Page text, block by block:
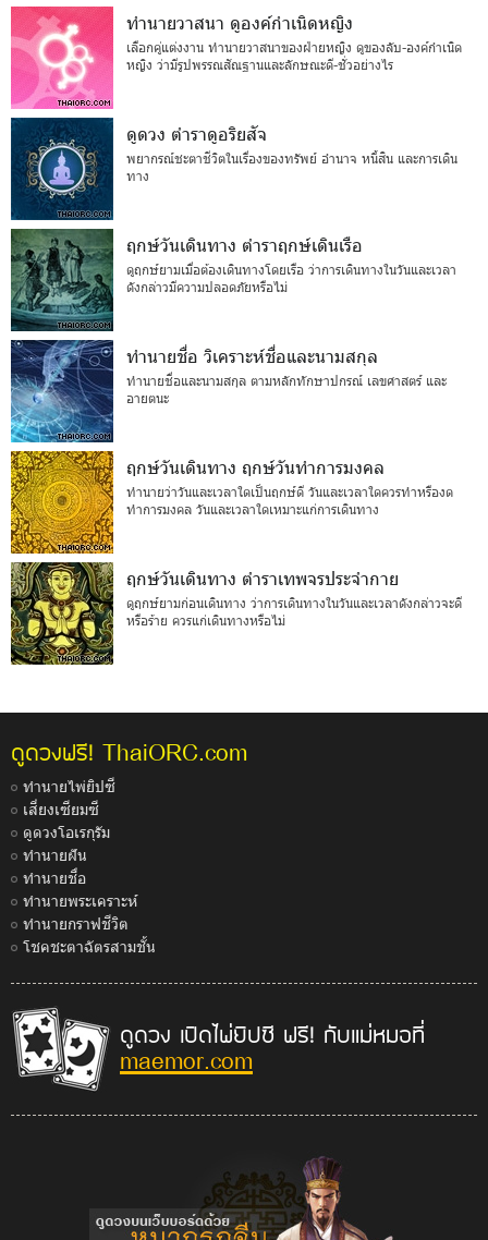
ทำนายวาสนา ดูองค์กำเนิดหญิง
เลือกคู่แต่งงาน ทำนายวาสนาของฝ่ายหญิง ดูของลับ-องค์กำเนิด
หญิง ว่ามีรูปพรรณสัณฐานและลักษณะดี-ชั่วอย่างไร
ดูดวง ตำราดูอริยสัจ
พยากรณ์ชะตาชีวิตในเรื่องของทรัพย์ อำนาจ หนี้สิน และการเดิน
ทาง
ฤกษ์วันเดินทาง ตำราฤกษ์เดินเรือ
ดูฤกษ์ยามเมื่อต้องเดินทางโดยเรือ ว่าการเดินทางในวันและเวลา
ดังกล่าวมีความปลอดภัยหรือไม่
ทำนายชื่อ วิเคราะห์ชื่อและนามสกุล
ทำนายชื่อและนามสกุล ตามหลักทักษาปกรณ์ เลขศาสตร์ และ
อายตนะ
ฤกษ์วันเดินทาง ฤกษ์วันทำการมงคล
ทำนายว่าวันและเวลาใดเป็นฤกษ์ดี วันและเวลาใดควรทำหรืองด
ทำการมงคล วันและเวลาใดเหมาะแก่การเดินทาง
ฤกษ์วันเดินทาง ตำราเทพจรประจำกาย
ดูฤกษ์ยามก่อนเดินทาง ว่าการเดินทางในวันและเวลาดังกล่าวจะดี
หรือร้าย ควรแก่เดินทางหรือไม่
ดูดวงฟรี! ThaiORC.com
ทำนายไพ่ยิปซี
เสี่ยงเซียมซี
ดูดวงโอเรกุรัม
ทำนายฝัน
ทำนายชื่อ
ทำนายพระเคราะห์
ทำนายกราฟชีวิต
โชคชะตาฉัตรสามชั้น
ดูดวง เปิดไพ่ยิปซี ฟรี! กับแม่หมอที่
maemor.com